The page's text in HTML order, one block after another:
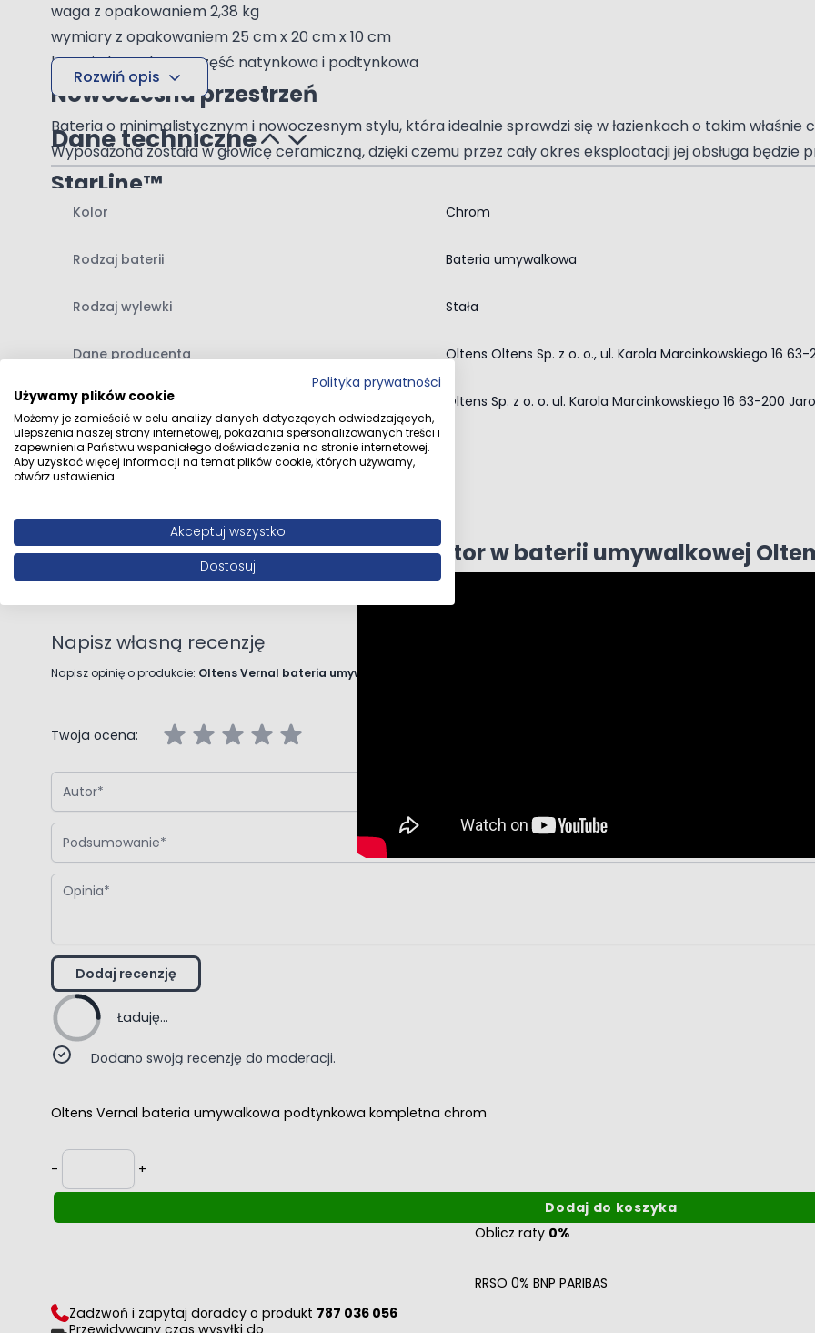
waga z opakowaniem 2,38 kg
wymiary z opakowaniem 25 cm x 20 cm x 10 cm
bateria kompletna: część natynkowa i podtynkowa
Nowoczesna przestrzeń
Bateria o minimalistycznym i nowoczesnym stylu, która idealnie sprawdzi się w łazienkach o takim właśnie
Wyposażona została w głowicę ceramiczną, dzięki czemu przez cały okres eksploatacji jej obsługa będzie
StarLine™
Gwarancja wyjątkowego połysku, który utrzymuje się przez lata.
PureEco™
DoubleChrome™
Wygodny perlator wykonany z wytrzymałej gumy, dzięki czemu jest wyjątkowo trwały i łatwy w czyszczeniu.
Zawartość zestawu:
bateria umywalkowa
instrukcja montażu baterii umywalkowej
Perlator w baterii umywalkowej
Rozwiń opis
Dane techniczne
Kolor Chrom
Rodzaj baterii Bateria umywalkowa
Rodzaj wylewki Stała
Dane producenta Oltens Oltens Sp. z o. o., ul. Karola Marcinkowskiego 16
Dane dystrybutora Oltens Sp. z o. o. ul. Karola Marcinkowskiego 16 63-200
Opinie klientów
Napisz własną recenzję
Napisz opinię o produkcie: Oltens Vernal bateria umywalkowa podtynkowa kompletna chrom
Twoja ocena:
Autor
Podsumowanie
Opinia
Dodaj recenzję
Ładuję...
Dodano swoją recenzję do moderacji.
Oltens Vernal bateria umywalkowa podtynkowa kompletna chrom
-
Ilość
+
Dodaj do koszyka
Oblicz raty 0%
RRSO 0% BNP PARIBAS
Zadzwoń i zapytaj doradcy o produkt 787 036 056
Przewidywany czas wysyłki do
Polityka prywatności
Używamy plików cookie
Możemy je zamieścić w celu analizy danych dotyczących odwiedzających,
ulepszenia naszej strony internetowej, pokazania spersonalizowanych treści i
zapewnienia Państwu wspaniałego doświadczenia na stronie internetowej.
Aby uzyskać więcej informacji na temat plików cookie, których używamy,
otwórz ustawienia.
Akceptuj wszystko
Dostosuj